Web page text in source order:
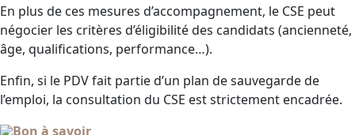
En plus de ces mesures d’accompagnement, le CSE peut
négocier les critères d’éligibilité des candidats (ancienneté,
âge, qualifications, performance…).
Enfin, si le PDV fait partie d’un plan de sauvegarde de
l’emploi, la consultation du CSE est strictement encadrée.
Bon à savoir